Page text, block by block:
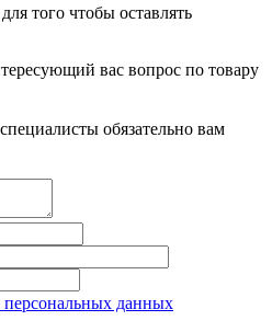
для того чтобы оставлять
вас вопрос по товару
обязательно вам
персональных данных